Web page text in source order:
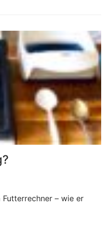
Futterrechner – wie er